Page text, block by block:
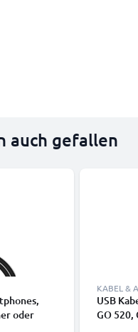
auch gefallen
oder
KABEL &
USB
GO 520,